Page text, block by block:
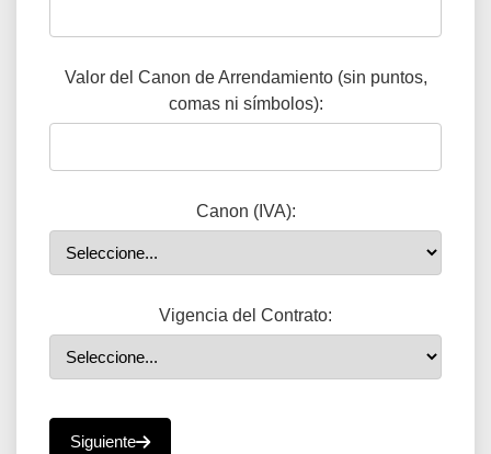
Valor del Canon de Arrendamiento (sin puntos,
comas ni símbolos):
Canon (IVA):
Vigencia del Contrato:
Siguiente